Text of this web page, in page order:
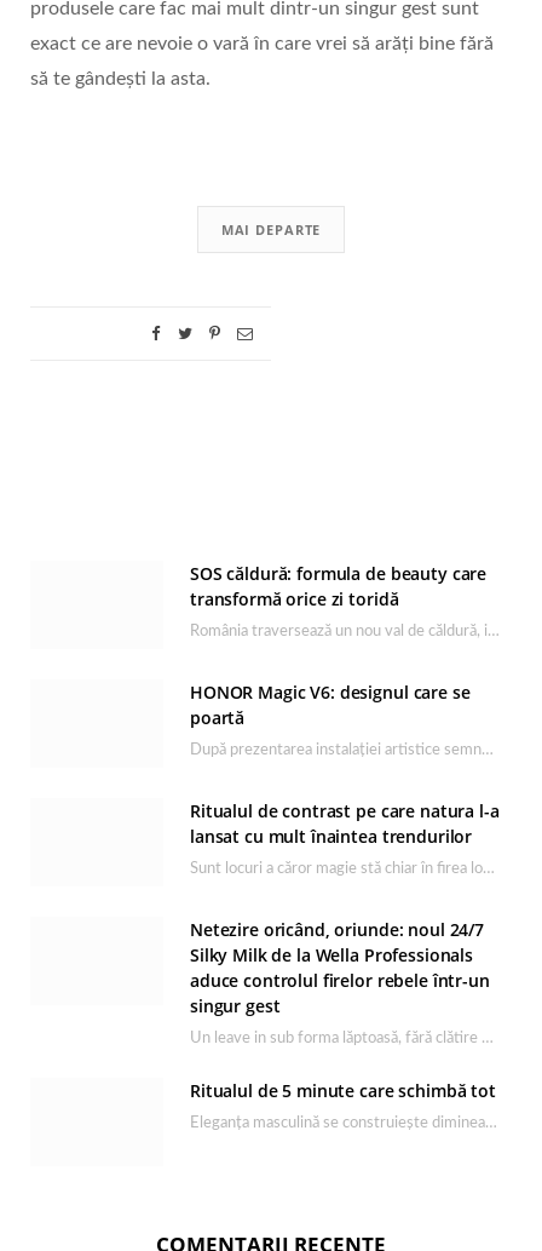
produsele care fac mai mult dintr-un singur gest sunt
exact ce are nevoie o vară în care vrei să arăți bine fără
să te gândești la asta.
MAI DEPARTE
SOS căldură: formula de beauty care
transformă orice zi toridă
România traversează un nou val de căldură, iar rutina de îngrijire capătă un rol esențial…
HONOR Magic V6: designul care se
poartă
După prezentarea instalației artistice semnată de Catrinel Săbăciag în cadrul evenimentului de lansare HONOR Magic…
Ritualul de contrast pe care natura l-a
lansat cu mult înaintea trendurilor
Sunt locuri a căror magie stă chiar în firea lor naturală, iar Lacul Ursu din…
Netezire oricând, oriunde: noul 24/7
Silky Milk de la Wella Professionals
aduce controlul firelor rebele într-un
singur gest
Un leave in sub forma lăptoasă, fără clătire care completează rutina Ultimate Smooth și transformă…
Ritualul de 5 minute care schimbă tot
Eleganța masculină se construiește dimineața, în câteva minute și cu produsele potrivite. O rutină de…
COMENTARII RECENTE